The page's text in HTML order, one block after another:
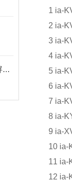
DJFFRP高温计算机电缆的多层隔热与屏蔽逻辑
1 ia-
2 ia-
3 ia-
4 ia-
5 ia-
6 ia-
7 ia-
8 ia-
9 ia-
10 ia-
11 ia-
12 ia-